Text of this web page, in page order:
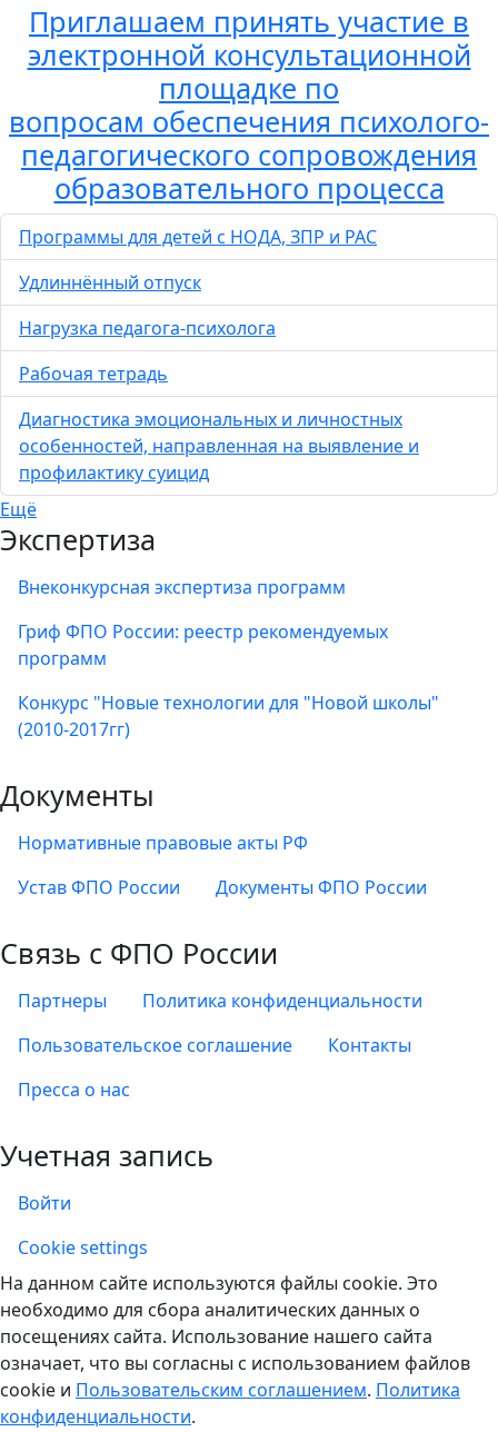
Приглашаем принять участие в
электронной консультационной
площадке по
вопросам обеспечения психолого-
педагогического сопровождения
образовательного процесса
Программы для детей с НОДА, ЗПР и РАС
Удлиннённый отпуск
Нагрузка педагога-психолога
Рабочая тетрадь
Диагностика эмоциональных и личностных
особенностей, направленная на выявление и
профилактику суицид
Ещё
Экспертиза
Внеконкурсная экспертиза программ
Гриф ФПО России: реестр рекомендуемых
программ
Конкурс "Новые технологии для "Новой школы"
(2010-2017гг)
Документы
Нормативные правовые акты РФ
Устав ФПО России
Документы ФПО России
Связь с ФПО России
Партнеры
Политика конфиденциальности
Пользовательское соглашение
Контакты
Пресса о нас
Учетная запись
Войти
Учетная запись
Cookie settings
На данном сайте используются файлы cookie. Это
необходимо для сбора аналитических данных о
посещениях сайта. Использование нашего сайта
означает, что вы согласны с использованием файлов
cookie и Пользовательским соглашением. Политика
конфиденциальности.